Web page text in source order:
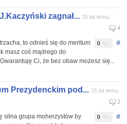
zagnał... 15 lat temu,
4
#
0
to odnieś się do meritum
masz coś mądrego do
Ci, że bez obaw możesz się...
Prezydenckim pod... 15 lat temu,
2
#
0
silna grupa moherzystów by